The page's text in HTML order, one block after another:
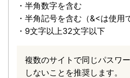
・半角数字を含む
・半角記号を含む（&<は使用
・9文字以上32文字以下
複数のサイトで同じパスワ
しないことを推奨します。